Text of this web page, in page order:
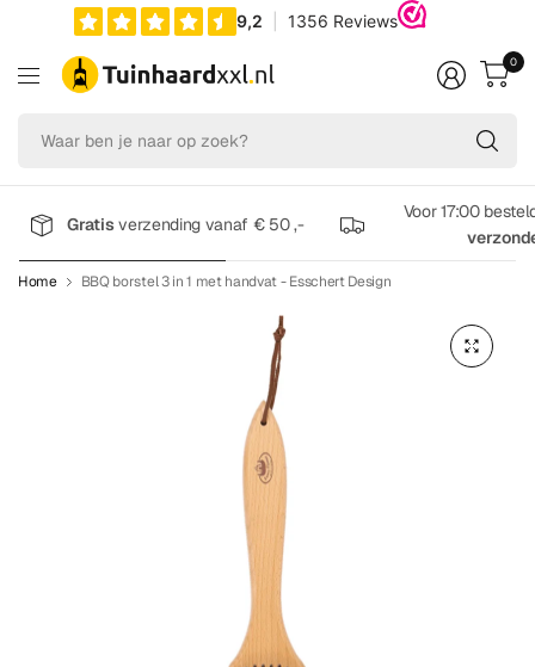
op
0
Gratisverzending vanaf € 50 ,-
Voor 17:00
Home BBQ borstel 3 in 1 met handvat - Esschert Design